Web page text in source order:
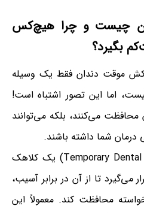
چیست و چرا هیچ‌کس
بگیرد؟
موقت دندان فقط یک وسیله
اما این تصور اشتباه است!
محافظت می‌کنند، بلکه می‌توانند
درمان شما داشته باشند.
روکش موقت دندان (Temporary Dental Crown) یک کلاهک
تا از آن در برابر آسیب،
محافظت کند. معمولاً این